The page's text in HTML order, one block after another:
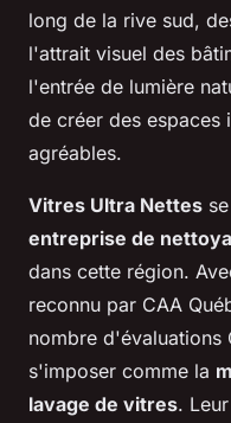
long de la rive sud,
l'attrait visuel des
l'entrée de lumière
de créer des espaces
agréables.
Vitres Ultra Nettes
entreprise de
dans cette région.
reconnu par CAA
nombre d'évaluations
s'imposer comme la
lavage de vitres.